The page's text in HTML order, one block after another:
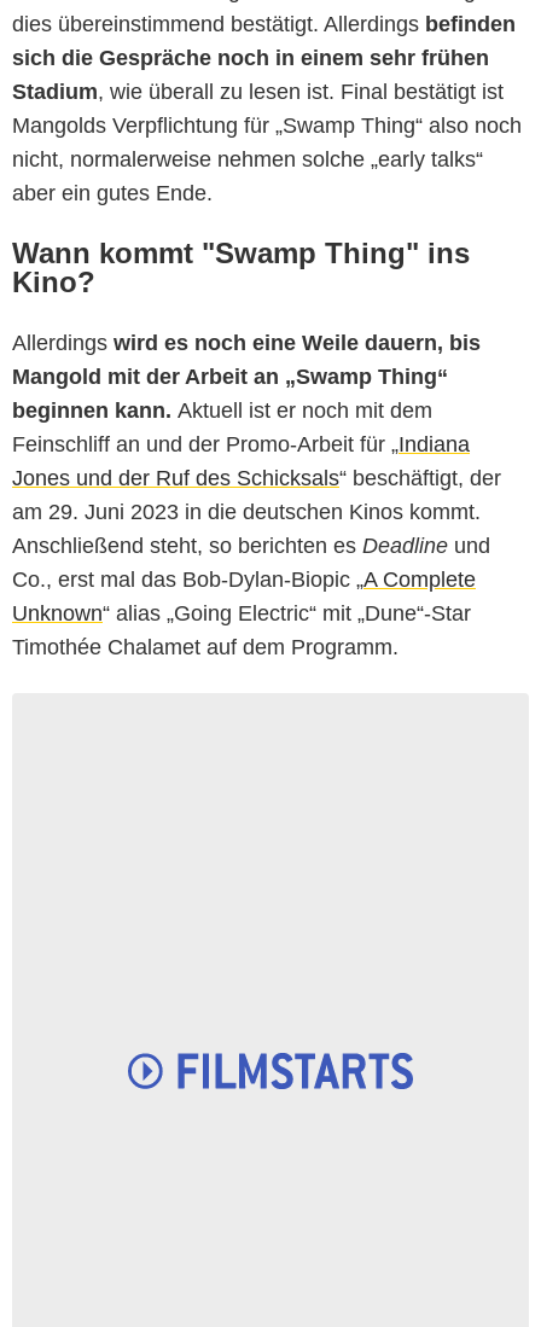
dies übereinstimmend bestätigt. Allerdings befinden
sich die Gespräche noch in einem sehr frühen
Stadium, wie überall zu lesen ist. Final bestätigt ist
Mangolds Verpflichtung für „Swamp Thing“ also noch
nicht, normalerweise nehmen solche „early talks“
aber ein gutes Ende.
Wann kommt "Swamp Thing" ins
Kino?
Allerdings wird es noch eine Weile dauern, bis
Mangold mit der Arbeit an „Swamp Thing“
beginnen kann. Aktuell ist er noch mit dem
Feinschliff an und der Promo-Arbeit für „Indiana
Jones und der Ruf des Schicksals“ beschäftigt, der
am 29. Juni 2023 in die deutschen Kinos kommt.
Anschließend steht, so berichten es Deadline und
Co., erst mal das Bob-Dylan-Biopic „A Complete
Unknown“ alias „Going Electric“ mit „Dune“-Star
Timothée Chalamet auf dem Programm.